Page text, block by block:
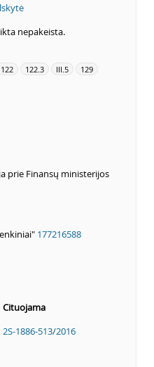
nepakeista.
122 122.3 III.5
129
prie Finansų ministerijos
177216588
Cituojama
2S-1886-513/2016